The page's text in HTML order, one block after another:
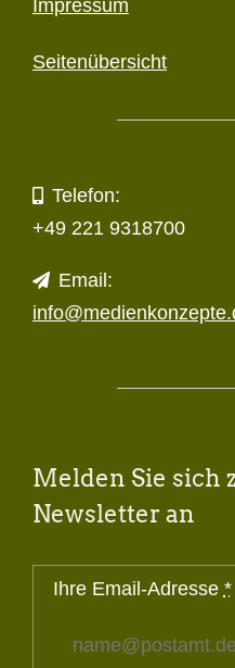
Impressum
Seitenübersicht
Telefon:
+49 221 9318700
Email:
Melden Sie sich
Newsletter an
Ihre Email-Adresse *